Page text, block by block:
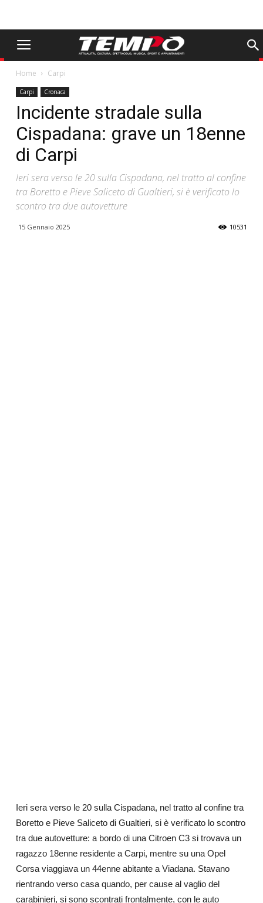
Home Carpi
Carpi Cronaca
Incidente stradale sulla
Cispadana: grave un 18enne
di Carpi
Ieri sera verso le 20 sulla Cispadana, nel tratto al confine
tra Boretto e Pieve Saliceto di Gualtieri, si è verificato lo
scontro tra due autovetture
15 Gennaio 2025 10531
Ieri sera verso le 20 sulla Cispadana, nel tratto al confine tra
Boretto e Pieve Saliceto di Gualtieri, si è verificato lo scontro
tra due autovetture: a bordo di una Citroen C3 si trovava un
ragazzo 18enne residente a Carpi, mentre su una Opel
Corsa viaggiava un 44enne abitante a Viadana. Stavano
rientrando verso casa quando, per cause al vaglio del
carabinieri, si sono scontrati frontalmente, con le auto